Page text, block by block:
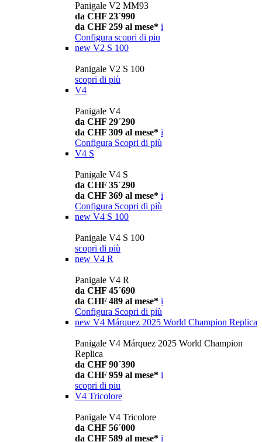
Panigale V2 MM93
da CHF 23´990
da CHF 259 al mese* i
Configura scopri di piu
new V2 S 100
Panigale V2 S 100
scopri di più
V4
Panigale V4
da CHF 29´290
da CHF 309 al mese* i
Configura Scopri di più
V4 S
Panigale V4 S
da CHF 35´290
da CHF 369 al mese* i
Configura Scopri di più
new V4 S 100
Panigale V4 S 100
scopri di più
new V4 R
Panigale V4 R
da CHF 45´690
da CHF 489 al mese* i
Configura Scopri di più
new V4 Márquez 2025 World Champion Replica
Panigale V4 Márquez 2025 World Champion
Replica
da CHF 90´390
da CHF 959 al mese* i
scopri di piu
V4 Tricolore
Panigale V4 Tricolore
da CHF 56´000
da CHF 589 al mese* i